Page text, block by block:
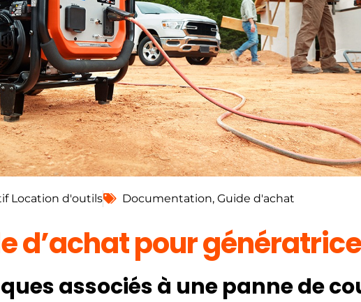
Location d'outils Documentation,Guide d'achat
d’achat pour
associés à une panne de